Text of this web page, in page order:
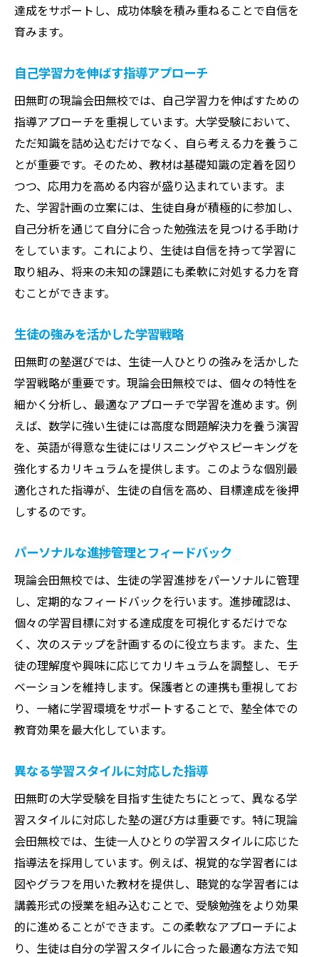
達成をサポートし、成功体験を積み重ねることで自信を
育みます。
自己学習力を伸ばす指導アプローチ
田無町の現論会田無校では、自己学習力を伸ばすための
指導アプローチを重視しています。大学受験において、
ただ知識を詰め込むだけでなく、自ら考える力を養うこ
とが重要です。そのため、教材は基礎知識の定着を図り
つつ、応用力を高める内容が盛り込まれています。ま
た、学習計画の立案には、生徒自身が積極的に参加し、
自己分析を通じて自分に合った勉強法を見つける手助け
をしています。これにより、生徒は自信を持って学習に
取り組み、将来の未知の課題にも柔軟に対処する力を育
むことができます。
生徒の強みを活かした学習戦略
田無町の塾選びでは、生徒一人ひとりの強みを活かした
学習戦略が重要です。現論会田無校では、個々の特性を
細かく分析し、最適なアプローチで学習を進めます。例
えば、数学に強い生徒には高度な問題解決力を養う演習
を、英語が得意な生徒にはリスニングやスピーキングを
強化するカリキュラムを提供します。このような個別最
適化された指導が、生徒の自信を高め、目標達成を後押
しするのです。
パーソナルな進捗管理とフィードバック
現論会田無校では、生徒の学習進捗をパーソナルに管理
し、定期的なフィードバックを行います。進捗確認は、
個々の学習目標に対する達成度を可視化するだけでな
く、次のステップを計画するのに役立ちます。また、生
徒の理解度や興味に応じてカリキュラムを調整し、モチ
ベーションを維持します。保護者との連携も重視してお
り、一緒に学習環境をサポートすることで、塾全体での
教育効果を最大化しています。
異なる学習スタイルに対応した指導
田無町の大学受験を目指す生徒たちにとって、異なる学
習スタイルに対応した塾の選び方は重要です。特に現論
会田無校では、生徒一人ひとりの学習スタイルに応じた
指導法を採用しています。例えば、視覚的な学習者には
図やグラフを用いた教材を提供し、聴覚的な学習者には
講義形式の授業を組み込むことで、受験勉強をより効果
的に進めることができます。この柔軟なアプローチによ
り、生徒は自分の学習スタイルに合った最適な方法で知